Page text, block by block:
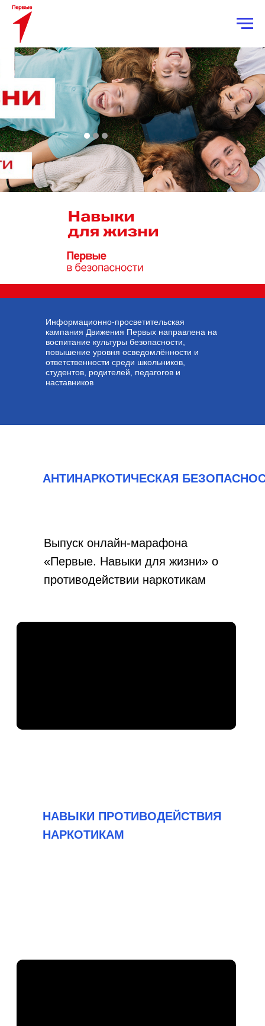
Информационно-просветительская
кампания Движения Первых направлена на
воспитание культуры безопасности,
повышение уровня осведомлённости и
ответственности среди школьников,
студентов, родителей, педагогов и
наставников
АНТИНАРКОТИЧЕСКАЯ
Выпуск онлайн-марафона
«Первые. Навыки для жизни» о
противодействии наркотикам
НАВЫКИ ПРОТИВОДЕЙСТВИЯ
НАРКОТИКАМ